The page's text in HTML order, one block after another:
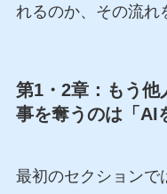
れるのか、その流れ
第1・2章：もう他
事を奪うのは「AI
最初のセクションで